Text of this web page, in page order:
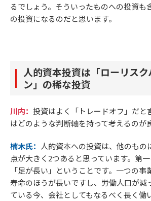
るでしょう。そういったものへの投資も
の投資になるのだと思います。
人的資本投資は「ローリス
ン」の稀な投資
川内： 投資はよく「トレードオフ」だと
はどのような判断軸を持って考えるのが
楠木氏： 人的資本への投資は、他のもの
点が大きく2つあると思っています。第
「足が長い」ということです。一つの
寿命のほうが長いですし、労働人口が減
ている今、会社としてもなるべく長く働